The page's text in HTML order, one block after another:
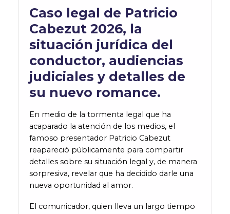
Caso legal de Patricio
Cabezut 2026, la
situación jurídica del
conductor, audiencias
judiciales y detalles de
su nuevo romance.
En medio de la tormenta legal que ha
acaparado la atención de los medios, el
famoso presentador Patricio Cabezut
reapareció públicamente para compartir
detalles sobre su situación legal y, de manera
sorpresiva, revelar que ha decidido darle una
nueva oportunidad al amor.
El comunicador, quien lleva un largo tiempo